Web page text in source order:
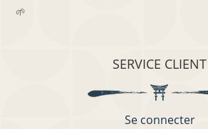
🌱
SERVICE CLIENT
Se connecter